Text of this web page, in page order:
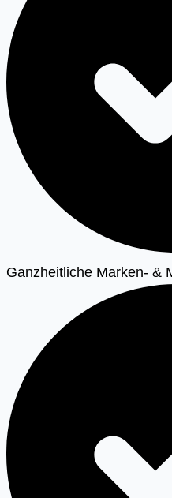
Ganzheitliche Marken- &